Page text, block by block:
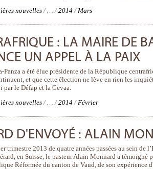
nouvelles /…/2014 /Mars
: LA MAIRE DE
UN APPEL À LA PAIX
Panza a été élue présidente de la République
et que cette élection ne lève en rien les
par le Défap et la Cevaa.
nouvelles /…/2014 /Février
D'ENVOYÉ : ALAIN
trimestre 2013 de quatre années passées au sein
en Suisse, le pasteur Alain Monnard a
Réformée du canton de Vaud, de son expérience